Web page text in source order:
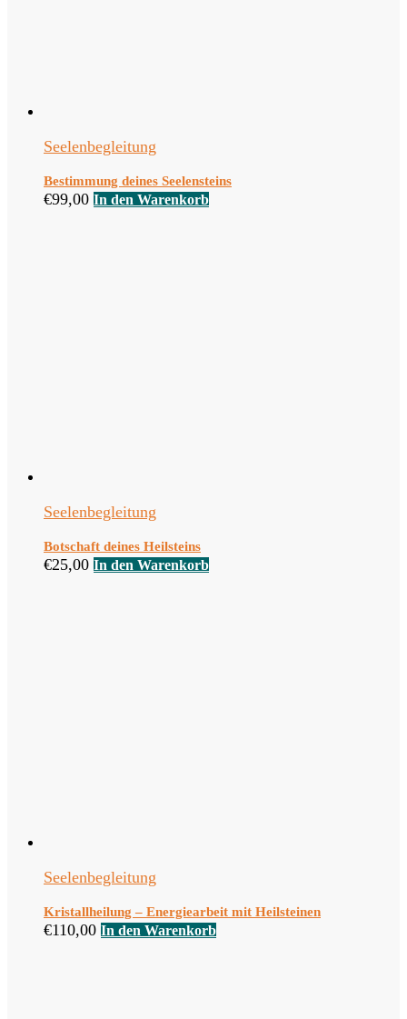
Seelenbegleitung
Bestimmung deines Seelensteins
€99,00 In den Warenkorb
Seelenbegleitung
Botschaft deines Heilsteins
€25,00 In den Warenkorb
Seelenbegleitung
Kristallheilung – Energiearbeit mit Heilsteinen
€110,00 In den Warenkorb